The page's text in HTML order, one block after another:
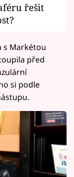
řešit
s Markétou
před
si podle